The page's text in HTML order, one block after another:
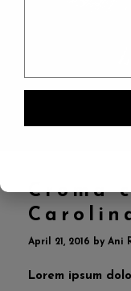
Croma
April 21, 2016 by Ani
Lorem ipsum